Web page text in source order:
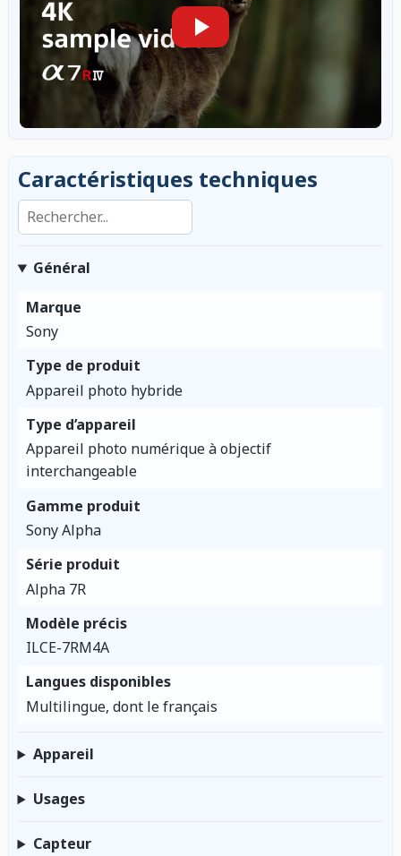
Caractéristiques techniques
Rechercher dans les caractéristiques
Général
Marque
Sony
Type de produit
Appareil photo hybride
Type d’appareil
Appareil photo numérique à objectif
interchangeable
Gamme produit
Sony Alpha
Série produit
Alpha 7R
Modèle précis
ILCE-7RM4A
Langues disponibles
Multilingue, dont le français
Appareil
Usages
Capteur